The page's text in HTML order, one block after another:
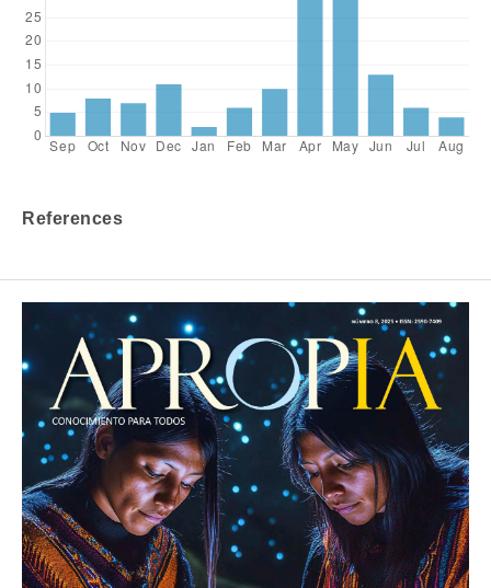
References